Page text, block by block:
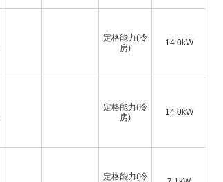
定格能力(冷
房)
14.0kW
定格能力(冷
房)
14.0kW
定格能力(冷